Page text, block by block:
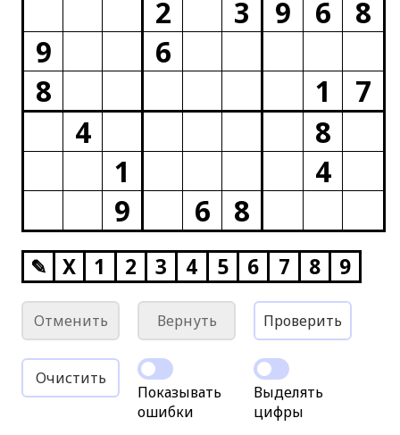
2
3 9 6
8
9
6
8
1
7
4
8
1
4
9
6 8
✎ X 1 2 3 4 5 6 7 8 9
Отменить Вернуть Проверить
Очистить
Показывать
ошибки
Выделять
цифры